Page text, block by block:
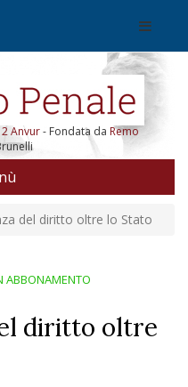
Anvur- Fondata da Remo
del diritto oltre lo Stato
ABBONAMENTO
diritto oltre